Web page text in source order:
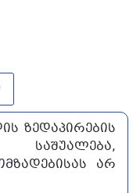
ᲖᲔᲓᲐᲞᲘᲠᲔᲑᲘᲡ
ᲐᲠ